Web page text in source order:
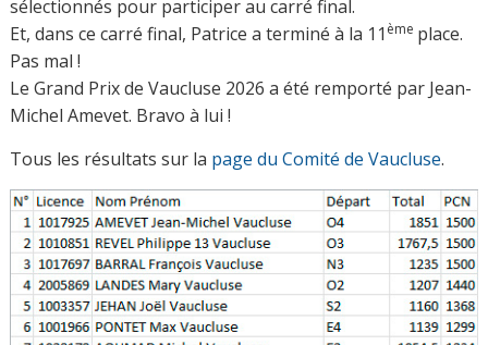
sélectionnés pour participer au carré final.
Et, dans ce carré final, Patrice a terminé à la 11 ème place.
Pas mal !
Le Grand Prix de Vaucluse 2026 a été remporté par Jean-
Michel Amevet. Bravo à lui !
Tous les résultats sur la page du Comité de Vaucluse.